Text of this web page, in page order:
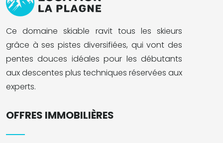
Ce domaine skiable ravit tous les skieurs
grâce à ses pistes diversifiées, qui vont des
pentes douces idéales pour les débutants
aux descentes plus techniques réservées aux
experts.
OFFRES IMMOBILIÈRES